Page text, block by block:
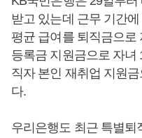
받고 있는데 근무 기간
평균 급여를 퇴직금으로
등록금 지원금으로 자녀
직자 본인 재취업 지원
다.
우리은행도 최근 특별퇴